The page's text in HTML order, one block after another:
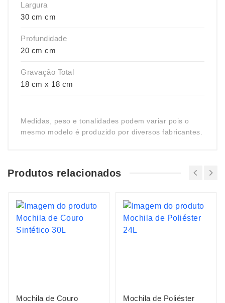
Largura
30 cm cm
Profundidade
20 cm cm
Gravação Total
18 cm x 18 cm
Medidas, peso e tonalidades podem variar pois o
mesmo modelo é produzido por diversos fabricantes.
Produtos relacionados
Mochila de Couro
Mochila de Poliéster